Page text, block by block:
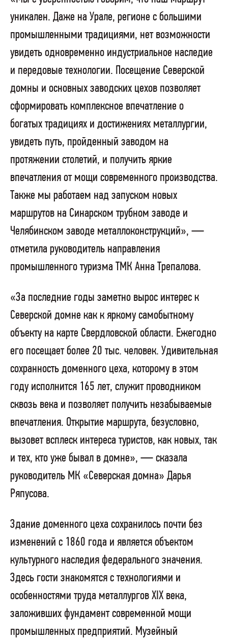
уникален. Даже на Урале, регионе с большими
промышленными традициями, нет возможности
увидеть одновременно индустриальное наследие
и передовые технологии. Посещение Северской
домны и основных заводских цехов позволяет
сформировать комплексное впечатление о
богатых традициях и достижениях металлургии,
увидеть путь, пройденный заводом на
протяжении столетий, и получить яркие
впечатления от мощи современного производства.
Также мы работаем над запуском новых
маршрутов на Синарском трубном заводе и
Челябинском заводе металлоконструкций», —
отметила руководитель направления
промышленного туризма ТМК Анна Трепалова.
«За последние годы заметно вырос интерес к
Северской домне как к яркому самобытному
объекту на карте Свердловской области. Ежегодно
его посещает более 20 тыс. человек. Удивительная
сохранность доменного цеха, которому в этом
году исполнится 165 лет, служит проводником
сквозь века и позволяет получить незабываемые
впечатления. Открытие маршрута, безусловно,
вызовет всплеск интереса туристов, как новых, так
и тех, кто уже бывал в домне», — сказала
руководитель МК «Северская домна» Дарья
Ряпусова.
Здание доменного цеха сохранилось почти без
изменений с 1860 года и является объектом
культурного наследия федерального значения.
Здесь гости знакомятся с технологиями и
особенностями труда металлургов XIX века,
заложивших фундамент современной мощи
промышленных предприятий. Музейный